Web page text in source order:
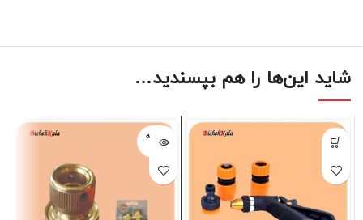
شاید این‌ها را هم بپسندید…
فروخته
شده